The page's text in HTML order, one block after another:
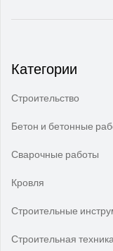
Категории
Строительство
Бетон и бетонные
Сварочные работы
Кровля
Строительные
Строительная